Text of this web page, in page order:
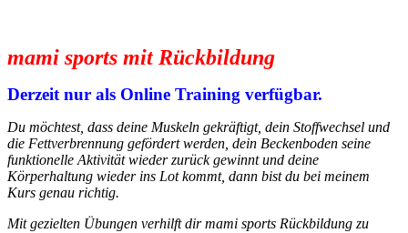
mami sports mit Rückbildung
Derzeit nur als Online Training verfügbar.
Du möchtest, dass deine Muskeln gekräftigt, dein Stoffwechsel und
die Fettverbrennung gefördert werden, dein Beckenboden seine
funktionelle Aktivität wieder zurück gewinnt und deine
Körperhaltung wieder ins Lot kommt, dann bist du bei meinem
Kurs genau richtig.
Mit gezielten Übungen verhilft dir mami sports Rückbildung zu